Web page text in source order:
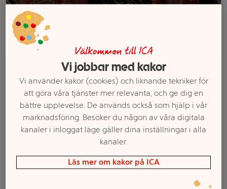
Filter
Grillspett Färsk Mild Chili
400g Scan
Entrecôte 180g Scan
Välkommen till ICA
Vi jobbar med kakor
Vi använder kakor (cookies) och liknande tekniker för
att göra våra tjänster mer relevanta, och ge dig en
bättre upplevelse. De används också som hjälp i vår
marknadsföring. Besöker du någon av våra digitala
kanaler i inloggat läge gäller dina inställningar i alla
kanaler.
Läs mer om kakor på ICA